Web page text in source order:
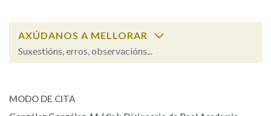
Nas definicións
AXÚDANOS A MELLORAR
Suxestións, erros, observacións...
ESCOLLE UNHA OPCIÓN:
MODO DE CITA